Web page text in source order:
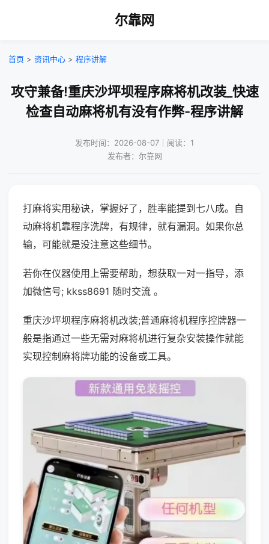
尔靠网
首页 > 资讯中心 > 程序讲解
攻守兼备!重庆沙坪坝程序麻将机改装_快速
检查自动麻将机有没有作弊-程序讲解
发布时间：2026-08-07｜阅读：1
发布者：尔靠网
打麻将实用秘诀，掌握好了，胜率能提到七八成。自
动麻将机靠程序洗牌，有规律，就有漏洞。如果你总
输，可能就是没注意这些细节。
若你在仪器使用上需要帮助，想获取一对一指导，添
加微信号; kkss8691 随时交流 。
重庆沙坪坝程序麻将机改装;普通麻将机程序控牌器一
般是指通过一些无需对麻将机进行复杂安装操作就能
实现控制麻将牌功能的设备或工具。